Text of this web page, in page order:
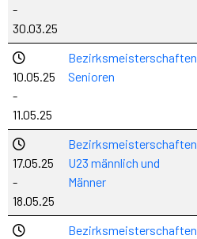
-
30.03.25
10.05.25
-
11.05.25
Bezirksmeisterschaften
Senioren
17.05.25
-
18.05.25
Bezirksmeisterschaften
U23 männlich und
Männer
Bezirksmeisterschaften